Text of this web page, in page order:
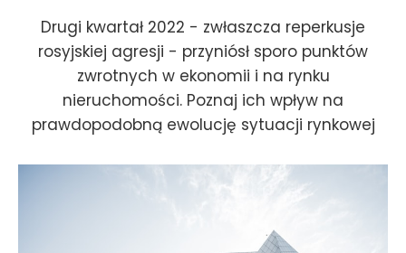
Drugi kwartał 2022 - zwłaszcza reperkusje
rosyjskiej agresji - przyniósł sporo punktów
zwrotnych w ekonomii i na rynku
nieruchomości. Poznaj ich wpływ na
prawdopodobną ewolucję sytuacji rynkowej